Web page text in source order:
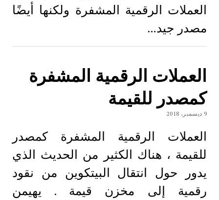
العملات الرقمية المشفرة ولكنها أيضًا
مصدر جيد…
العملات الرقمية المشفرة
كمصدر للقيمة
9 ديسمبر، 2018
العملات الرقمية المشفرة كمصدر
للقيمة ، هناك الكثير من الحديث الذي
يدور حول انتقال البيتكوين من نقود
رقمية إلى مخزن قيمة . يهيمن